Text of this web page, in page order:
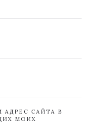
АДРЕС САЙТА В
МОИХ